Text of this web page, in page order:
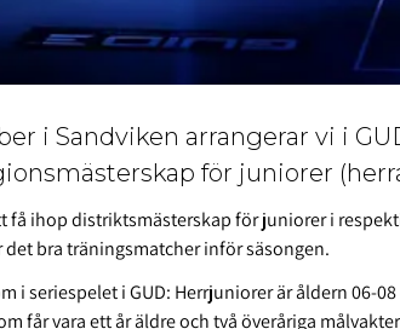
i Sandviken arrangerar vi i
för juniorer
få ihop distriktsmästerskap för juniorer i
det bra träningsmatcher inför säsongen.
i seriespelet i GUD: Herrjuniorer är åldern 06-
får vara ett år äldre och två överåriga